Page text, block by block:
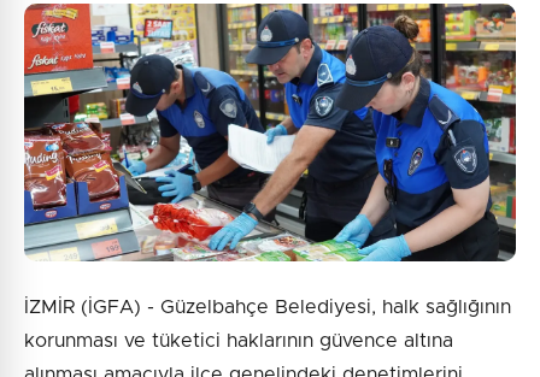
İZMİR (İGFA) - Güzelbahçe Belediyesi, halk sağlığının
korunması ve tüketici haklarının güvence altına